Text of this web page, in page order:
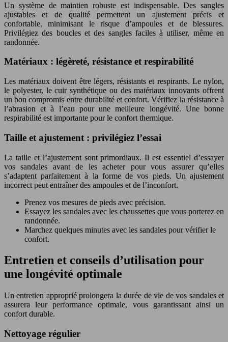
Un système de maintien robuste est indispensable. Des sangles
ajustables et de qualité permettent un ajustement précis et
confortable, minimisant le risque d’ampoules et de blessures.
Privilégiez des boucles et des sangles faciles à utiliser, même en
randonnée.
Matériaux : légèreté, résistance et respirabilité
Les matériaux doivent être légers, résistants et respirants. Le nylon,
le polyester, le cuir synthétique ou des matériaux innovants offrent
un bon compromis entre durabilité et confort. Vérifiez la résistance à
l’abrasion et à l’eau pour une meilleure longévité. Une bonne
respirabilité est importante pour le confort thermique.
Taille et ajustement : privilégiez l’essai
La taille et l’ajustement sont primordiaux. Il est essentiel d’essayer
vos sandales avant de les acheter pour vous assurer qu’elles
s’adaptent parfaitement à la forme de vos pieds. Un ajustement
incorrect peut entraîner des ampoules et de l’inconfort.
Prenez vos mesures de pieds avec précision.
Essayez les sandales avec les chaussettes que vous porterez en
randonnée.
Marchez quelques minutes avec les sandales pour vérifier le
confort.
Entretien et conseils d’utilisation pour
une longévité optimale
Un entretien approprié prolongera la durée de vie de vos sandales et
assurera leur performance optimale, vous garantissant ainsi un
confort durable.
Nettoyage régulier